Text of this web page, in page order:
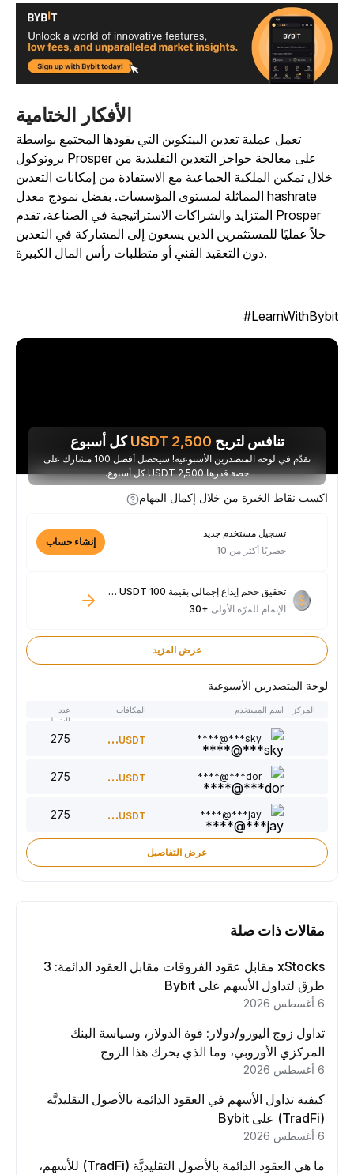
الأفكار الختامية
تعمل عملية تعدين البيتكوين التي يقودها المجتمع بواسطة
بروتوكول Prosper على معالجة حواجز التعدين التقليدية من
خلال تمكين الملكية الجماعية مع الاستفادة من إمكانات التعدين
المماثلة لمستوى المؤسسات. بفضل نموذج معدل hashrate
المتزايد والشراكات الاستراتيجية في الصناعة، تقدم Prosper
حلاً عمليًا للمستثمرين الذين يسعون إلى المشاركة في التعدين
تنافس لتربح 2,500
USDTكل أسبوع
تقدّم في لوحة المتصدرين الأسبوعية! سيحصل أفضل 100 مشارك على
حصة قدرها 2,500 USDT كل أسبوع.
اكسب نقاط الخبرة من خلال إكمال المهام
تسجيل مستخدم جديد
حصريًا أكثر من 10
إنشاء حساب
تحقيق حجم إيداع إجمالي بقيمة 100 USDT فأكثر
الإتمام للمرّة الأولى+30
عرض المزيد
لوحة المتصدرين الأسبوعية
المركز اسم المستخدم المكافآت
النقاط
sky***@****
300USDT
dor***@****
220USDT
jay***@****
150USDT
عرض التفاصيل
مقالات ذات صلة
xStocks مقابل عقود الفروقات مقابل العقود الدائمة: 3
طرق لتداول الأسهم على Bybit
تداول زوج اليورو/دولار: قوة الدولار، وسياسة البنك
المركزي الأوروبي، وما الذي يحرك هذا الزوج
كيفية تداول الأسهم في العقود الدائمة بالأصول التقليديَّة
ما هي العقود الدائمة بالأصول التقليديَّة (TradFi) للأسهم،